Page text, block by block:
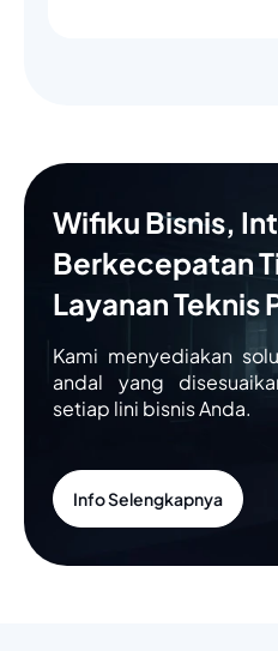
Wifiku Bisnis,
Berkecepatan
Layanan Teknis
Kami menyediakan
andal yang
setiap lini bisnis Anda.
Info Selengkapnya